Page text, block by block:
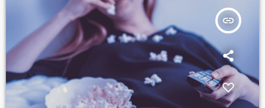
insert_link